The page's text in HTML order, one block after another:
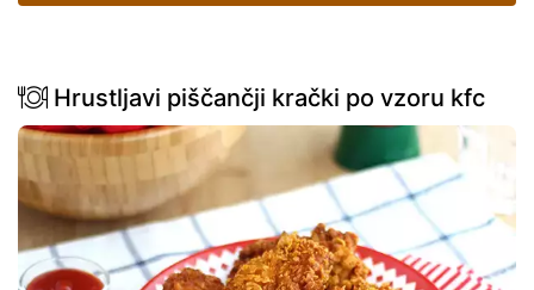
Hrustljavi piščančji krački po vzoru kfc